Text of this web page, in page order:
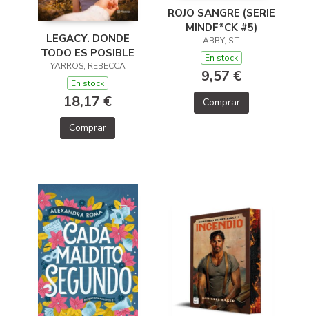
LEGACY. DONDE
TODO ES POSIBLE
YARROS, REBECCA
En stock
18,17 €
Comprar
ROJO SANGRE (SERIE
MINDF*CK #5)
ABBY, S.T.
En stock
9,57 €
Comprar